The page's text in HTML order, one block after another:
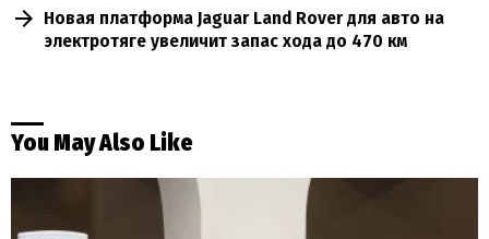
Новая платформа Jaguar Land Rover для авто на
электротяге увеличит запас хода до 470 км
You May Also Like